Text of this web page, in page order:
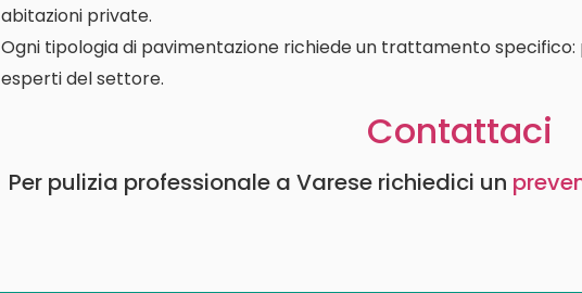
abitazioni private.
Ogni tipologia di pavimentazione richiede un trattamento
esperti del settore.
Contattaci
Per pulizia professionale a Varese richiedici un